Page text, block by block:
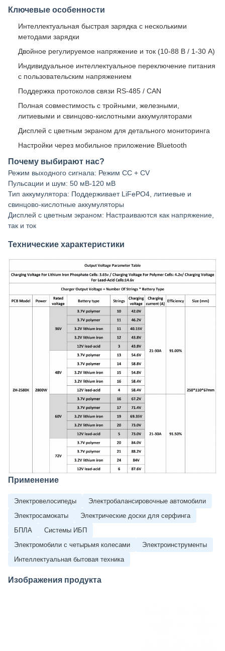
Ключевые особенности
Интеллектуальная быстрая зарядка с несколькими
методами зарядки
Двойное регулируемое напряжение и ток (10-88 В / 1-30 А)
Индивидуальное интеллектуальное переключение питания
с пользовательским напряжением
Поддержка протоколов связи RS-485 / CAN
Полная совместимость с тройными, железными,
литиевыми и свинцово-кислотными аккумуляторами
Дисплей с цветным экраном для детального мониторинга
Настройки через мобильное приложение Bluetooth
Почему выбирают нас?
Режим выходного сигнала: Режим CC + CV
Пульсации и шум: 50 мВ-120 мВ
Тип аккумулятора: Поддерживает LiFePO4, литиевые и
свинцово-кислотные аккумуляторы
Дисплей с цветным экраном: Настраиваются как напряжение,
так и ток
Технические характеристики
Применение
Электровелосипеды
Электробалансировочные автомобили
Электросамокаты
Электрические доски для серфинга
БПЛА
Системы ИБП
Электромобили с четырьмя колесами
Электроинструменты
Интеллектуальная бытовая техника
Изображения продукта